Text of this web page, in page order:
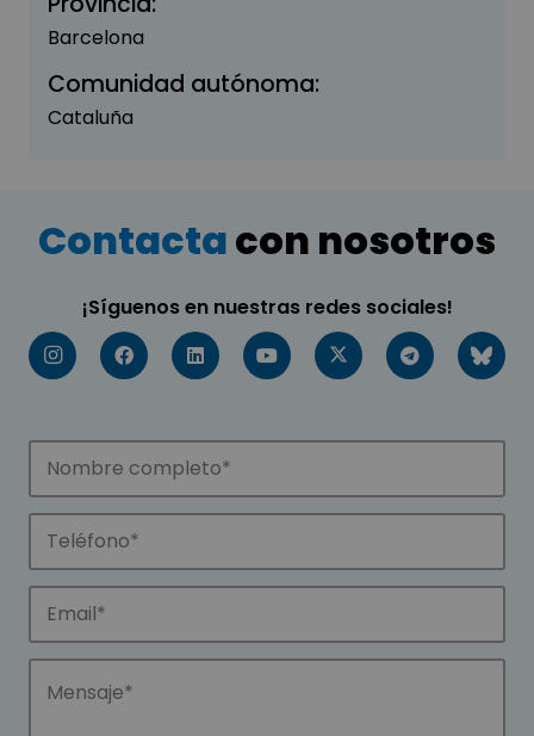
Barcelona
Comunidad autónoma:
Cataluña
Contactacon nosotros
¡Síguenos en nuestras redes sociales!